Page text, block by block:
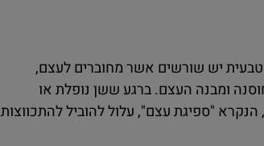
יש שורשים אשר מחוברים לעצם,
ומבנה העצם. ברגע ששן נופלת או
"ספיגת עצם", עלול להוביל להתכווצות